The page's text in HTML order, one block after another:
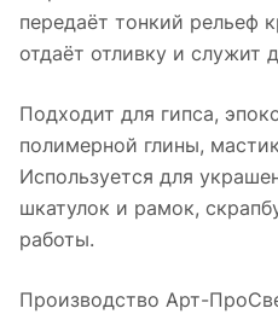
передаёт тонкий рельеф
отдаёт отливку и служит
Подходит для гипса,
полимерной глины,
Используется для
шкатулок и рамок,
работы.
Производство Арт-